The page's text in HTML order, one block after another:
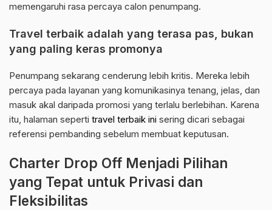
memengaruhi rasa percaya calon penumpang.
Travel terbaik adalah yang terasa pas, bukan
yang paling keras promonya
Penumpang sekarang cenderung lebih kritis. Mereka lebih
percaya pada layanan yang komunikasinya tenang, jelas, dan
masuk akal daripada promosi yang terlalu berlebihan. Karena
itu, halaman seperti travel terbaik ini sering dicari sebagai
referensi pembanding sebelum membuat keputusan.
Charter Drop Off Menjadi Pilihan
yang Tepat untuk Privasi dan
Fleksibilitas